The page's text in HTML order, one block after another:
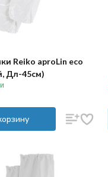
Reiko aproLin eco
Дл-45см)